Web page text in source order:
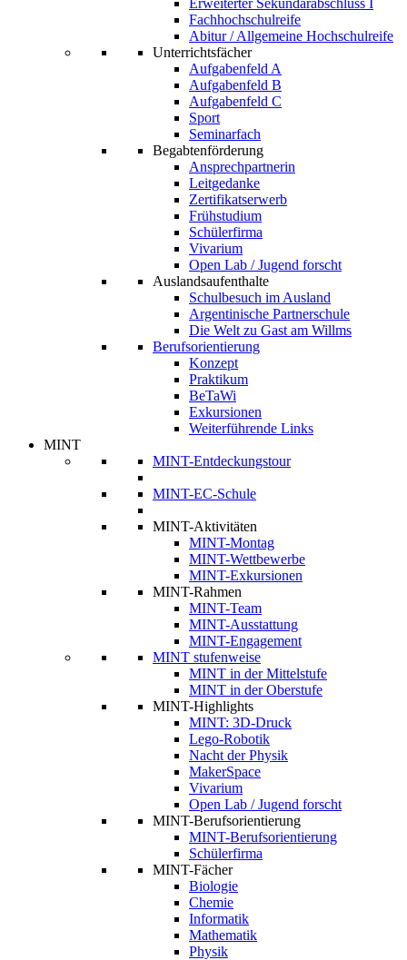
Erweiterter Sekundarabschluss I
Fachhochschulreife
Abitur / Allgemeine Hochschulreife
Unterrichtsfächer
Aufgabenfeld A
Aufgabenfeld B
Aufgabenfeld C
Sport
Seminarfach
Begabtenförderung
Ansprechpartnerin
Leitgedanke
Zertifikatserwerb
Frühstudium
Schülerfirma
Vivarium
Open Lab / Jugend forscht
Auslandsaufenthalte
Schulbesuch im Ausland
Argentinische Partnerschule
Die Welt zu Gast am Willms
Berufsorientierung
Konzept
Praktikum
BeTaWi
Exkursionen
Weiterführende Links
MINT
MINT-Entdeckungstour
MINT-EC-Schule
MINT-Aktivitäten
MINT-Montag
MINT-Wettbewerbe
MINT-Exkursionen
MINT-Rahmen
MINT-Team
MINT-Ausstattung
MINT-Engagement
MINT stufenweise
MINT in der Mittelstufe
MINT in der Oberstufe
MINT-Highlights
MINT: 3D-Druck
Lego-Robotik
Nacht der Physik
MakerSpace
Vivarium
Open Lab / Jugend forscht
MINT-Berufsorientierung
MINT-Berufsorientierung
Schülerfirma
MINT-Fächer
Biologie
Chemie
Informatik
Mathematik
Physik